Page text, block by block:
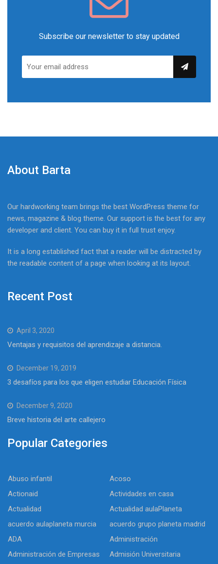
Subscribe our newsletter to stay updated
About Barta
Our hardworking team brings the best WordPress theme for
news, magazine & blog theme. Our support is the best for any
developer and client. You can buy it in full trust enjoy.
It is a long established fact that a reader will be distracted by
the readable content of a page when looking at its layout.
Recent Post
April 3, 2020
Ventajas y requisitos del aprendizaje a distancia.
December 19, 2019
3 desafíos para los que eligen estudiar Educación Física
December 9, 2020
Breve historia del arte callejero
Popular Categories
Abuso infantil
Acoso
Actionaid
Actividades en casa
Actualidad
Actualidad aulaPlaneta
acuerdo aulaplaneta murcia
acuerdo grupo planeta madrid
ADA
Administración
Administración de Empresas
Admisión Universitaria